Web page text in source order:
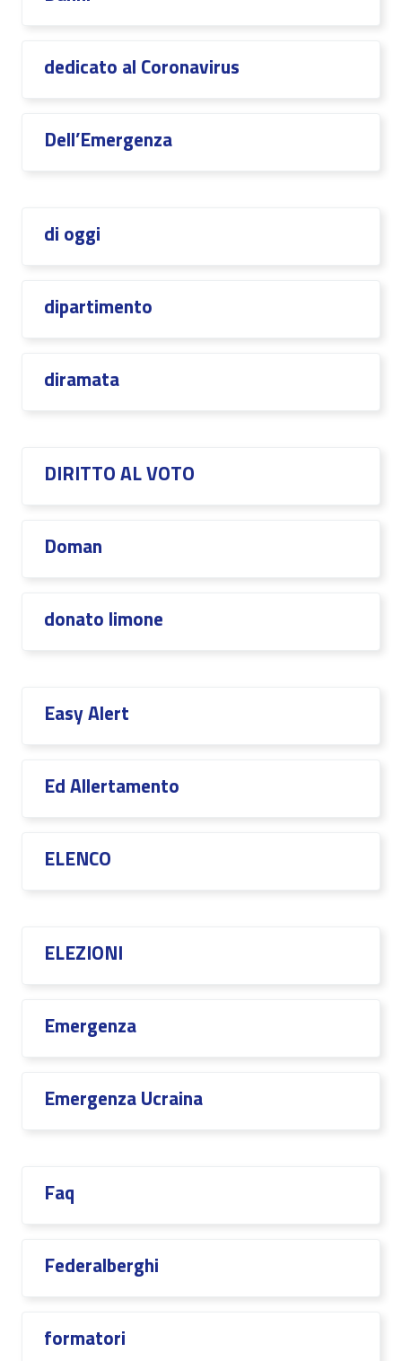
dedicato al Coronavirus
Dell’Emergenza
di oggi
dipartimento
diramata
DIRITTO AL VOTO
Doman
donato limone
Easy Alert
Ed Allertamento
ELENCO
ELEZIONI
Emergenza
Emergenza Ucraina
Faq
Federalberghi
formatori